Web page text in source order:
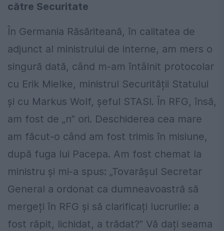
către Securitate
În Germania Răsăriteană, în calitatea de
adjunct al ministrului de interne, am mers o
singură dată, când m-am întâlnit protocolar
cu Erik Mielke, ministrul Securității Statului
și cu Markus Wolf, șeful STASI. În RFG, însă,
am fost de „n” ori. Deschiderea cea mare
am făcut-o când am fost trimis în misiune,
după fuga lui Pacepa. Am fost chemat la
ministru și mi-a spus: „Tovarășul Secretar
General a ordonat ca dumneavoastră să
mergeți în RFG și să clarificați lucrurile: a
fost răpit, lichidat, a trădat?” Vă dați seama